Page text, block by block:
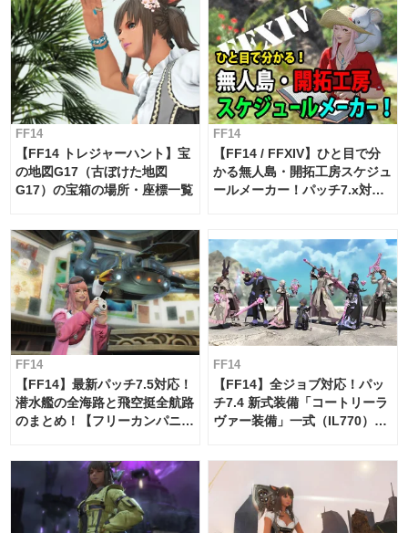
FF14
【FF14 トレジャーハント】宝
の地図G17（古ぼけた地図
G17）の宝箱の場所・座標一覧
FF14
【FF14 / FFXIV】ひと目で分
かる無人島・開拓工房スケジュ
ールメーカー！パッチ7.x対応
FF14
【FF14】最新パッチ7.5対応！
潜水艦の全海路と飛空挺全航路
のまとめ！【フリーカンパニ
FF14
【FF14】全ジョブ対応！パッ
チ7.4 新式装備「コートリーラ
ヴァー装備」一式（IL770）の